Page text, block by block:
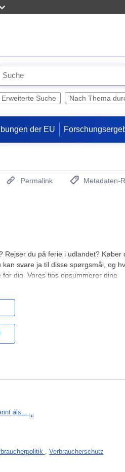
Erweiterte Suche Nach Thema
der EU
Permalink
Metadaten-
Rejser du på ferie i udlandet? Køber
svare ja til disse spørgsmål, og
dig. Vores tips opsummerer dine
als...
Verbraucherschutz